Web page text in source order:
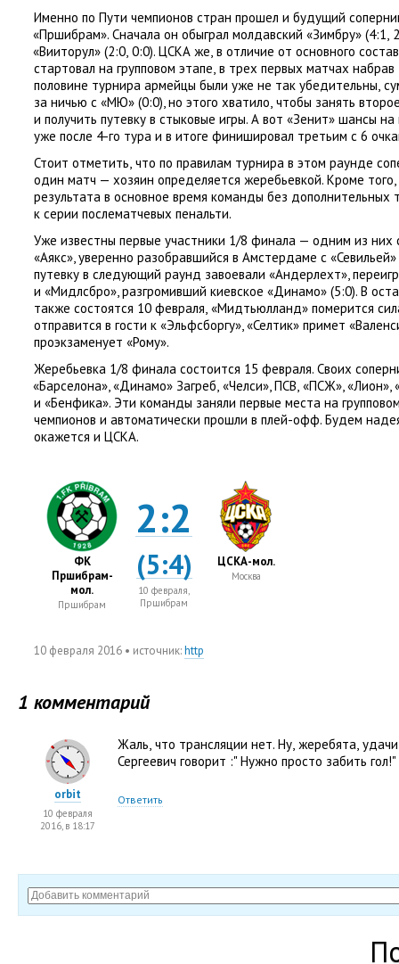
Именно по Пути чемпионов стран прошел и будущий
«Пршибрам». Сначала он обыграл молдавский «Зимбру» (4:1,
«Вииторул» (2:0, 0:0). ЦСКА же, в отличие от основного
стартовал на групповом этапе, в трех первых матчах набрав
половине турнира армейцы были уже не так убедительны,
за ничью с «МЮ» (0:0), но этого хватило, чтобы занять
и получить путевку в стыковые игры. А вот «Зенит» шансы
уже после 4-го тура и в итоге финишировал третьим с 6
Стоит отметить, что по правилам турнира в этом раунде
один матч — хозяин определяется жеребьевкой. Кроме того,
результата в основное время команды без дополнительных
к серии послематчевых пенальти.
Уже известны первые участники 1/8 финала — одним из них
«Аякс», уверенно разобравшийся в Амстердаме с «Севильей»
путевку в следующий раунд завоевали «Андерлехт»,
и «Мидлсбро», разгромивший киевское «Динамо» (5:0). В
также состоятся 10 февраля, «Мидтьюлланд» померится
отправится в гости к «Эльфсборгу», «Селтик» примет «
проэкзаменует «Рому».
Жеребьевка 1/8 финала состоится 15 февраля. Своих
«Барселона», «Динамо» Загреб, «Челси», ПСВ, «ПСЖ», «Лион»,
и «Бенфика». Эти команды заняли первые места на
чемпионов и автоматически прошли в плей-офф. Будем
окажется и ЦСКА.
ФК
Пршибрам-
мол.
Пршибрам
2:2
(5:4)
10 февраля,
Пршибрам
ЦСКА-мол.
Москва
10 февраля 2016 • источник:http
1 комментарий
Жаль, что трансляции нет. Ну, жеребята,
Сергеевич говорит :" Нужно просто забить гол!"
Ответить
orbit
10 февраля
2016, в 18:17